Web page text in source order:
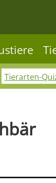
Tierarten-